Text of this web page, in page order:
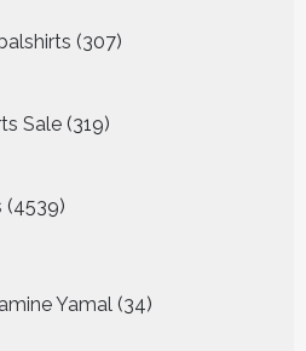
307
producten
Sale 319
319
producten
4539
producten
Yamal 34
producten